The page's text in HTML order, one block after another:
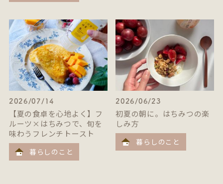
2026/07/14
【夏の食卓を心地よく】フ
ルーツ×はちみつで、旬を
味わうフレンチトースト
暮らしのこと
2026/06/23
初夏の朝に。はちみつの楽
しみ方
暮らしのこと